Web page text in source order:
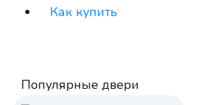
Как купить
Популярные двери